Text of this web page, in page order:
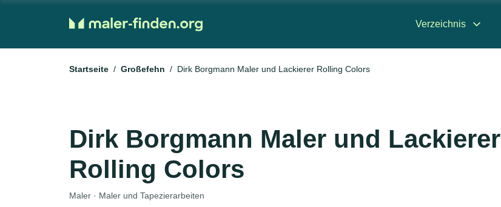
Verzeichnis
Startseite Großefehn Dirk Borgmann Maler und Lackierer Rolling Colors
Dirk Borgmann Maler und Lackierer
Rolling Colors
Maler · Maler und Tapezierarbeiten